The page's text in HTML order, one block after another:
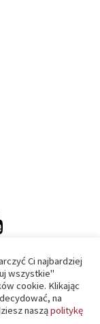
Ci najbardziej
wszystkie"
cookie. Klikając
na
nasząpolitykę